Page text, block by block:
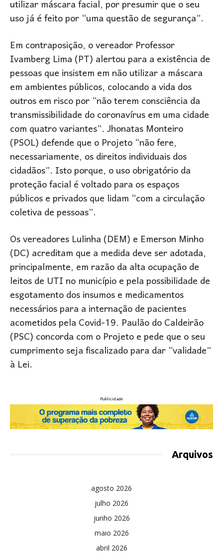
utilizar máscara facial, por presumir que o seu
uso já é feito por “uma questão de segurança”.
Em contraposição, o vereador Professor
Ivamberg Lima (PT) alertou para a existência de
pessoas que insistem em não utilizar a máscara
em ambientes públicos, colocando a vida dos
outros em risco por “não terem consciência da
transmissibilidade do coronavírus em uma cidade
com quatro variantes”. Jhonatas Monteiro
(PSOL) defende que o Projeto “não fere,
necessariamente, os direitos individuais dos
cidadãos”. Isto porque, o uso obrigatório da
proteção facial é voltado para os espaços
públicos e privados que lidam “com a circulação
coletiva de pessoas”.
Os vereadores Lulinha (DEM) e Emerson Minho
(DC) acreditam que a medida deve ser adotada,
principalmente, em razão da alta ocupação de
leitos de UTI no município e pela possibilidade de
esgotamento dos insumos e medicamentos
necessários para a internação de pacientes
acometidos pela Covid-19. Paulão do Caldeirão
(PSC) concorda com o Projeto e pede que o seu
cumprimento seja fiscalizado para dar “validade”
à Lei.
Publicidade
Arquivos
agosto 2026
julho 2026
junho 2026
maio 2026
abril 2026